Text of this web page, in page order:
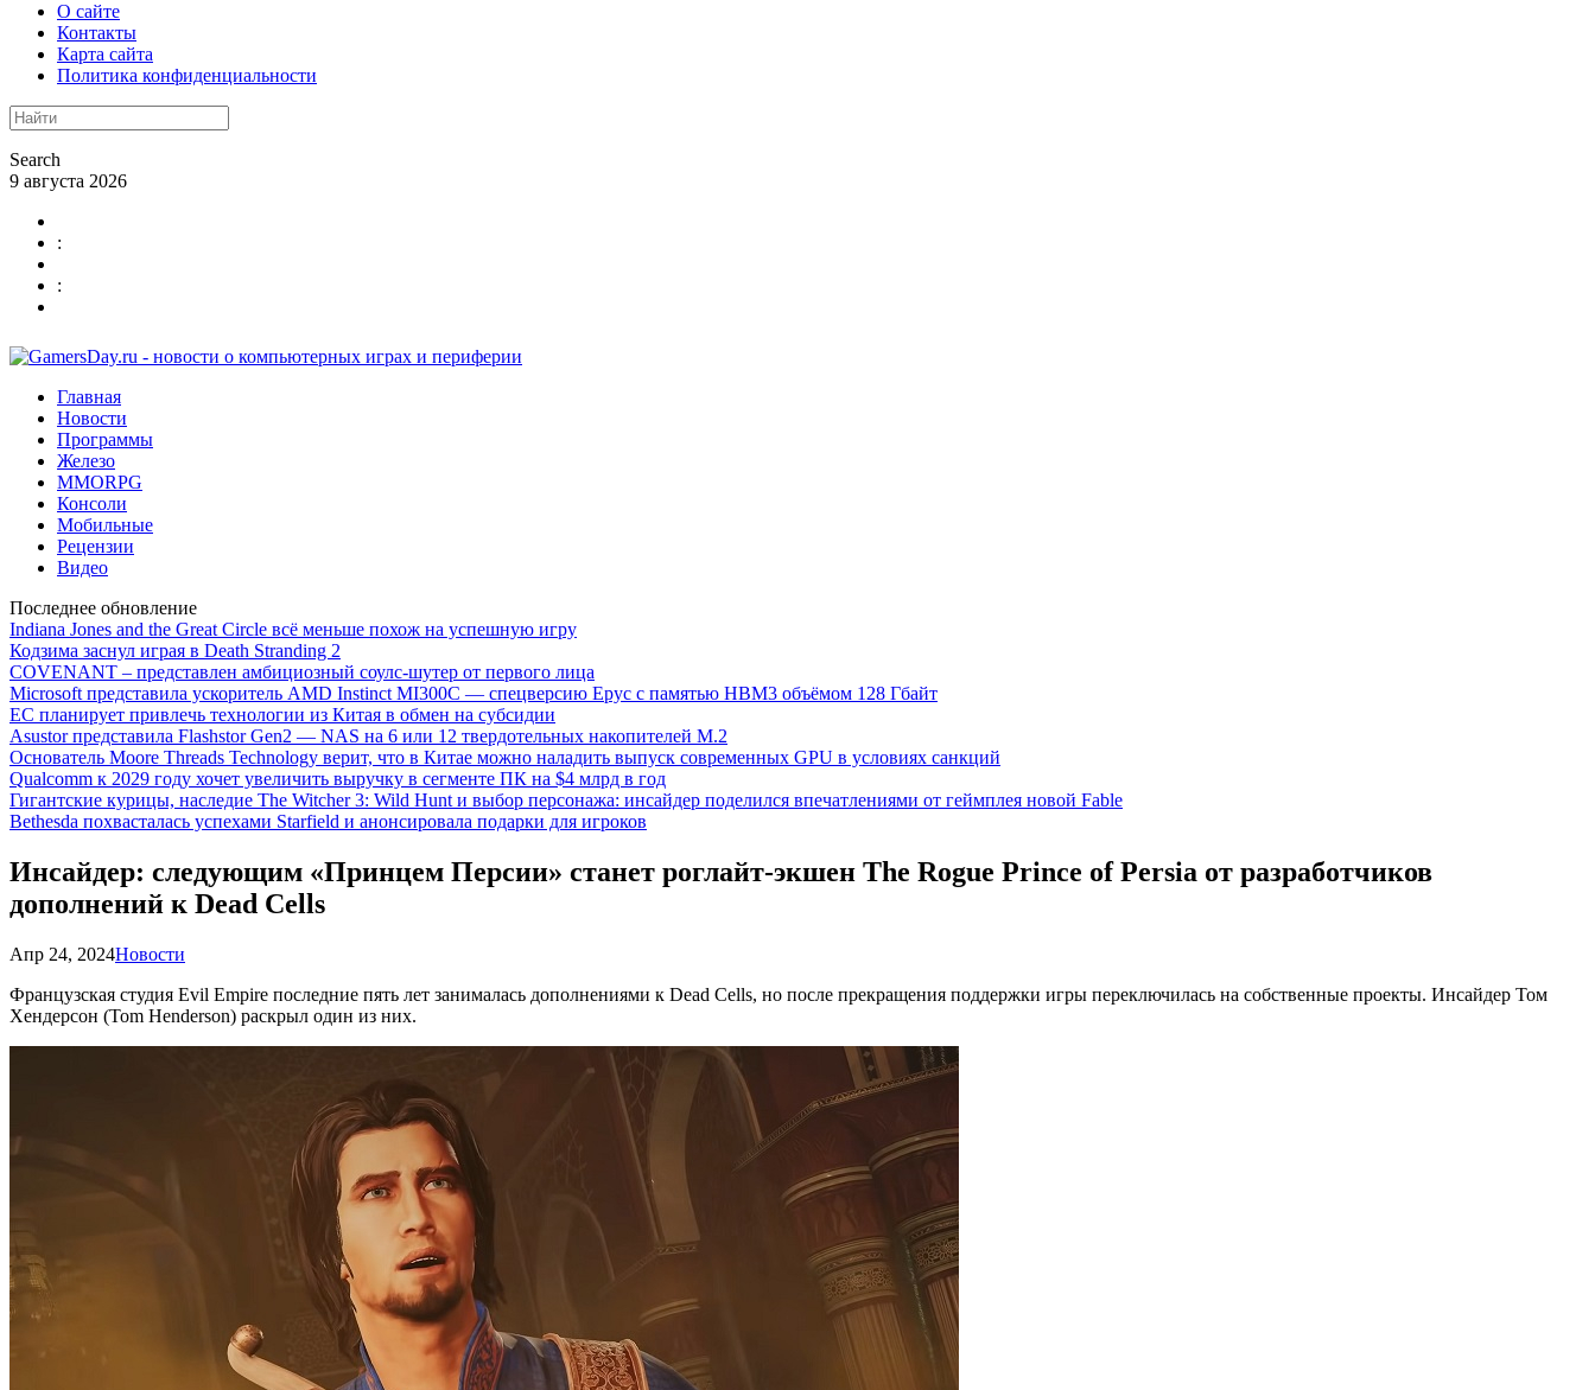
О сайте
Контакты
Карта сайта
Политика конфиденциальности
Search
9 августа 2026
:
:
Главная
Новости
Программы
Железо
MMORPG
Консоли
Мобильные
Рецензии
Видео
Последнее обновление
Indiana Jones and the Great Circle всё меньше похож на успешную игру
Кодзима заснул играя в Death Stranding 2
COVENANT – представлен амбициозный соулс-шутер от первого лица
Microsoft представила ускоритель AMD Instinct MI300C — спецверсию Epyc с памятью HBM3 объёмом 128 Гбайт
ЕС планирует привлечь технологии из Китая в обмен на субсидии
Asustor представила Flashstor Gen2 — NAS на 6 или 12 твердотельных накопителей M.2
Основатель Moore Threads Technology верит, что в Китае можно наладить выпуск современных GPU в условиях санкций
Qualcomm к 2029 году хочет увеличить выручку в сегменте ПК на $4 млрд в год
Гигантские курицы, наследие The Witcher 3: Wild Hunt и выбор персонажа: инсайдер поделился впечатлениями от геймплея новой Fable
Bethesda похвасталась успехами Starfield и анонсировала подарки для игроков
Инсайдер: следующим «Принцем Персии» станет роглайт-экшен The Rogue Prince of Persia от разработчиков
дополнений к Dead Cells
Апр 24, 2024Новости
Французская студия Evil Empire последние пять лет занималась дополнениями к Dead Cells, но после прекращения поддержки игры переключилась на собственные проекты. Инсайдер Том
Хендерсон (Tom Henderson) раскрыл один из них.